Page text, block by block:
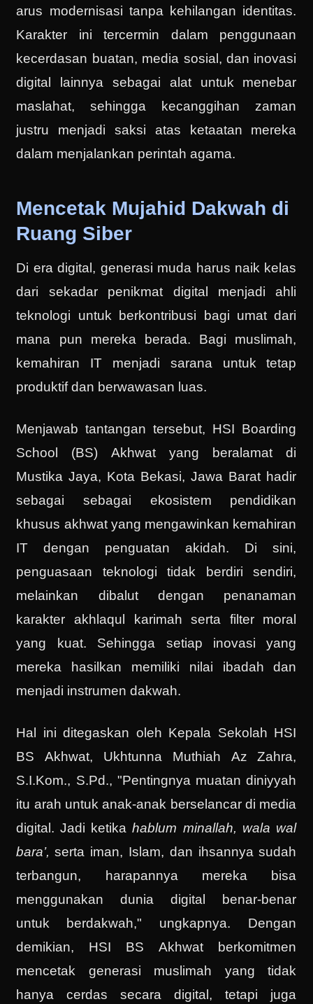
arus modernisasi tanpa kehilangan identitas.
Karakter ini tercermin dalam penggunaan
kecerdasan buatan, media sosial, dan inovasi
digital lainnya sebagai alat untuk menebar
maslahat, sehingga kecanggihan zaman
justru menjadi saksi atas ketaatan mereka
dalam menjalankan perintah agama.
Mencetak Mujahid Dakwah di
Ruang Siber
Di era digital, generasi muda harus naik kelas
dari sekadar penikmat digital menjadi ahli
teknologi untuk berkontribusi bagi umat dari
mana pun mereka berada. Bagi muslimah,
kemahiran IT menjadi sarana untuk tetap
produktif dan berwawasan luas.
Menjawab tantangan tersebut, HSI Boarding
School (BS) Akhwat yang beralamat di
Mustika Jaya, Kota Bekasi, Jawa Barat hadir
sebagai sebagai ekosistem pendidikan
khusus akhwat yang mengawinkan kemahiran
IT dengan penguatan akidah. Di sini,
penguasaan teknologi tidak berdiri sendiri,
melainkan dibalut dengan penanaman
karakter akhlaqul karimah serta filter moral
yang kuat. Sehingga setiap inovasi yang
mereka hasilkan memiliki nilai ibadah dan
menjadi instrumen dakwah.
Hal ini ditegaskan oleh Kepala Sekolah HSI
BS Akhwat, Ukhtunna Muthiah Az Zahra,
S.I.Kom., S.Pd., "Pentingnya muatan diniyyah
itu arah untuk anak-anak berselancar di media
digital. Jadi ketikahablum minallah, wala wal
bara’,serta iman, Islam, dan ihsannya sudah
terbangun, harapannya mereka bisa
menggunakan dunia digital benar-benar
untuk berdakwah," ungkapnya. Dengan
demikian, HSI BS Akhwat berkomitmen
mencetak generasi muslimah yang tidak
hanya cerdas secara digital, tetapi juga